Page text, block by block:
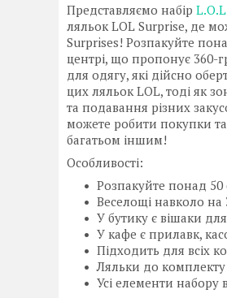
Представляємо набір
ляльок LOL Surprise, де
Surprises! Розпакуйте
центрі, що пропонує 360-
для одягу, які дійсно
цих ляльок LOL, тоді як
та подавання різних
можете робити покупки
багатьом іншим!
Особливості:
Розпакуйте понад 50
Веселощі навколо на
У бутику є вішаки
У кафе є прилавк,
Підходить для всіх
Ляльки до
Усі елементи набору